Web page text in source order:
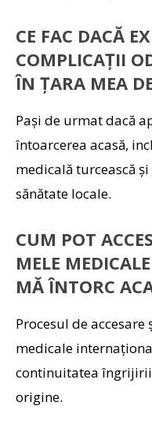
CE FAC DACĂ
COMPLICAȚII
ÎN ȚARA MEA
Pași de urmat dacă
întoarcerea acasă,
medicală turcească
sănătate locale.
CUM POT
MELE
MĂ ÎNTORC
Procesul de
medicale
continuitatea
origine.